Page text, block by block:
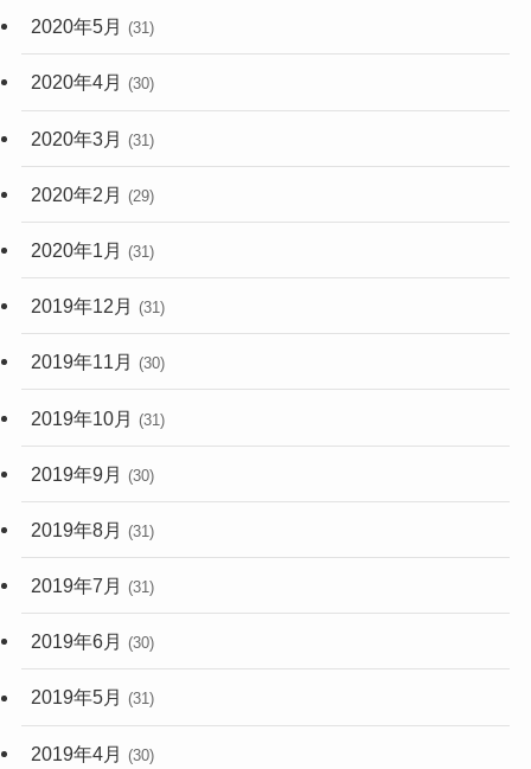
2020年5月 (31)
2020年4月 (30)
2020年3月 (31)
2020年2月 (29)
2020年1月 (31)
2019年12月 (31)
2019年11月 (30)
2019年10月 (31)
2019年9月 (30)
2019年8月 (31)
2019年7月 (31)
2019年6月 (30)
2019年5月 (31)
2019年4月 (30)